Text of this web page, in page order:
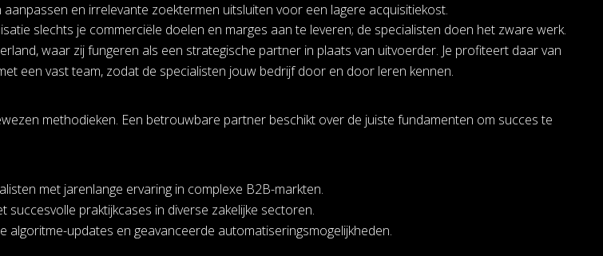
en irrelevante zoektermen uitsluiten voor een lagere acquisitiekost.
slechts je commerciële doelen en marges aan te leveren; de specialisten doen het zware werk.
waar zij fungeren als een strategische partner in plaats van uitvoerder. Je profiteert daar van
een vast team, zodat de specialisten jouw bedrijf door en door leren kennen.
methodieken. Een betrouwbare partner beschikt over de juiste fundamenten om succes te
met jarenlange ervaring in complexe B2B-markten.
praktijkcases in diverse zakelijke sectoren.
algoritme-updates en geavanceerde automatiseringsmogelijkheden.